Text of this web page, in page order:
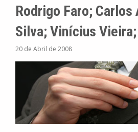
Rodrigo Faro;
Silva; Vinícius
20 de Abril de 2008